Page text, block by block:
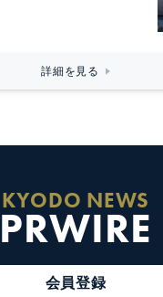
詳細を見る
KYODO NEWS
PRWIRE
会員登録